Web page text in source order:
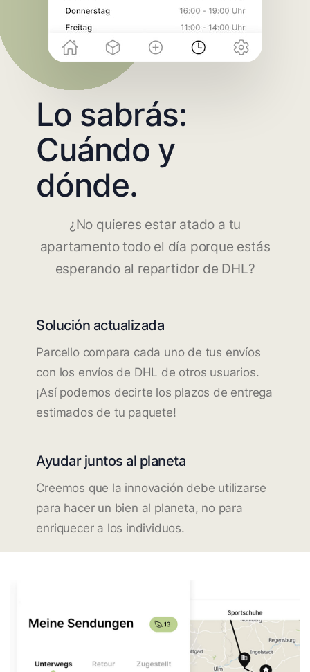
Lo sabrás:
Cuándo y
dónde.
¿No quieres estar atado a tu
apartamento todo el día porque estás
esperando al repartidor de DHL?
Solución actualizada
Parcello compara cada uno de tus envíos
con los envíos de DHL de otros usuarios.
¡Así podemos decirte los plazos de entrega
estimados de tu paquete!
Ayudar juntos al planeta
Creemos que la innovación debe utilizarse
para hacer un bien al planeta, no para
enriquecer a los individuos.